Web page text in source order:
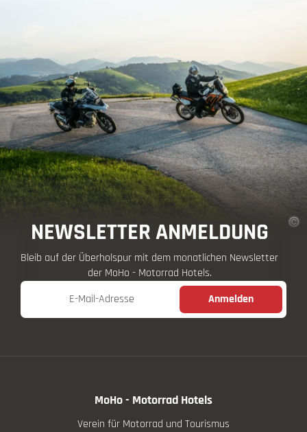
NEWSLETTER ANMELDUNG
Bleib auf der Überholspur mit dem monatlichen Newsletter
der MoHo - Motorrad Hotels.
E-Mail-Adresse
Anmelden
MoHo - Motorrad Hotels
Verein für Motorrad und Tourismus